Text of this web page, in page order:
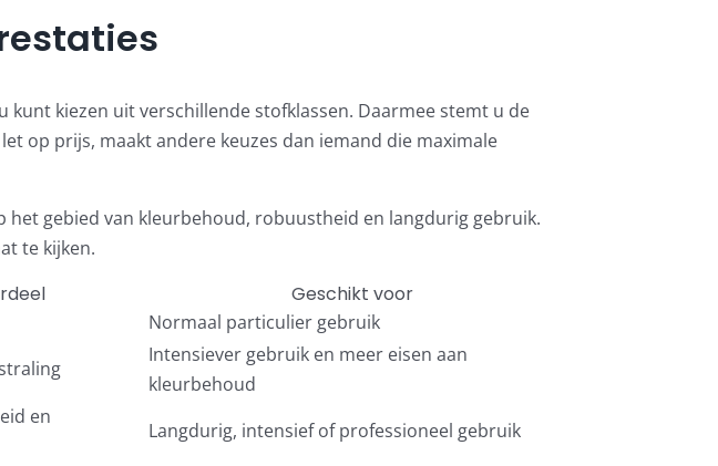
kiezen uit verschillende stofklassen. Daarmee stemt u de
op prijs, maakt andere keuzes dan iemand die maximale
gebied van kleurbehoud, robuustheid en langdurig gebruik.
te kijken.
Geschikt voor
Normaal particulier gebruik
Intensiever gebruik en meer eisen aan
kleurbehoud
en
Langdurig, intensief of professioneel gebruik